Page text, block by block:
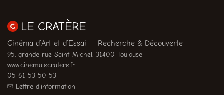
LE CRATÈRE
Cinéma d’Art et d’Essai — Recherche & Découverte
95, grande rue Saint-Michel, 31400 Toulouse
www.cinemalecratere.fr
05 61 53 50 53
Lettre d'information